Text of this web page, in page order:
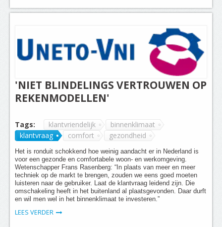
'NIET BLINDELINGS VERTROUWEN OP
REKENMODELLEN'
Tags: klantvriendelijk
binnenklimaat
klantvraag
comfort gezondheid
Het is ronduit schokkend hoe weinig aandacht er in Nederland is
voor een gezonde en comfortabele woon- en werkomgeving.
Wetenschapper Frans Rasenberg: “In plaats van meer en meer
techniek op de markt te brengen, zouden we eens goed moeten
luisteren naar de gebruiker. Laat de klantvraag leidend zijn. Die
omschakeling heeft in het buitenland al plaatsgevonden. Daar durft
en wil men wel in het binnenklimaat te investeren.”
LEES VERDER